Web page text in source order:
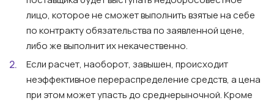
лицо, которое не сможет выполнить взятые на себе
по контракту обязательства по заявленной цене,
либо же выполнит их некачественно.
Если расчет, наоборот, завышен, происходит
неэффективное перераспределение средств, а цена
при этом может упасть до среднерыночной. Кроме